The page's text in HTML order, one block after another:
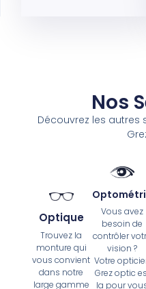
Nos
Découvrez les autres
Optique
Trouvez la
monture qui
vous convient
dans notre
large gamme
Vous avez
besoin de
contrôler
vision ?
Votre
Grez optic
la pour